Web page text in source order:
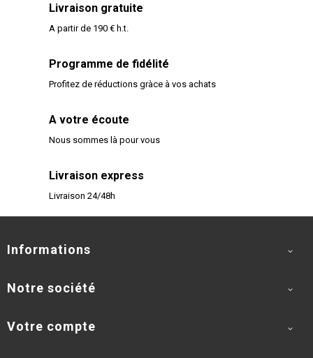
Livraison gratuite
A partir de 190 € h.t.
Programme de fidélité
Profitez de réductions gràce à vos achats
A votre écoute
Nous sommes là pour vous
Livraison express
Livraison 24/48h
Informations 
Notre société 
Votre compte 